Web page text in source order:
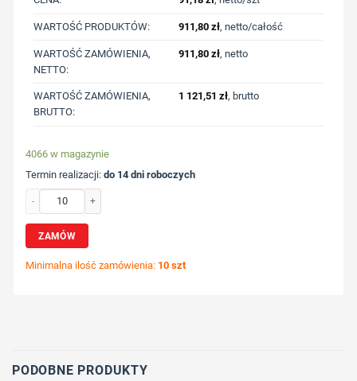
WARTOŚĆ PRODUKTÓW: 911,80 zł, netto/całość
WARTOŚĆ ZAMÓWIENIA,
NETTO:
911,80 zł, netto
WARTOŚĆ ZAMÓWIENIA,
BRUTTO:
1 121,51 zł, brutto
4066 w magazynie
Termin realizacji:do 14 dni roboczych
ZAMÓW
Minimalna ilość zamówienia: 10 szt
PODOBNE PRODUKTY